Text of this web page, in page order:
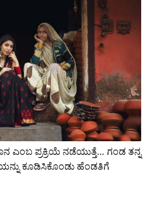
ಎಂಬ ಪ್ರಕ್ರಿಯೆ ನಡೆಯುತ್ತೆ… ಗಂಡ ತನ್ನ
ಕೂಡಿಸಿಕೊಂಡು ಹೆಂಡತಿಗೆ